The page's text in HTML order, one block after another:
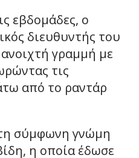
εβδομάδες, ο
διευθυντής του
γραμμή με
τις
από το ραντάρ
σύμφωνη γνώμη
η οποία έδωσε